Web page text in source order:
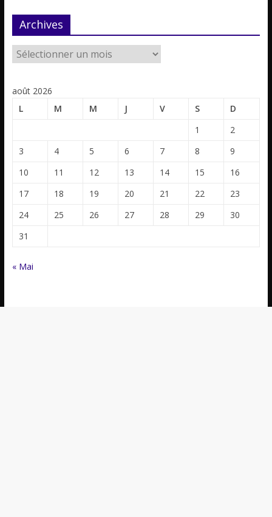
Archives
août 2026
L
M M J V S
D
1
2
3
4 5 6 7 8
9
10
11 12 13 14 15
16
17
18 19 20 21 22
23
24
25 26 27 28 29
30
31
« Mai